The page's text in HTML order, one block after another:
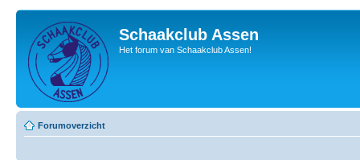
Schaakclub Assen
Het forum van Schaakclub Assen!
Forumoverzicht